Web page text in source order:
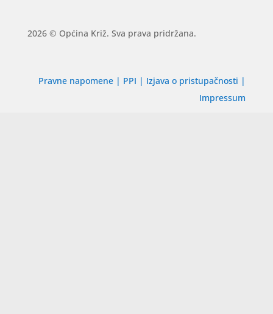
2026 © Općina Križ. Sva prava pridržana.
Pravne napomene | PPI | Izjava o pristupačnosti |
Impressum